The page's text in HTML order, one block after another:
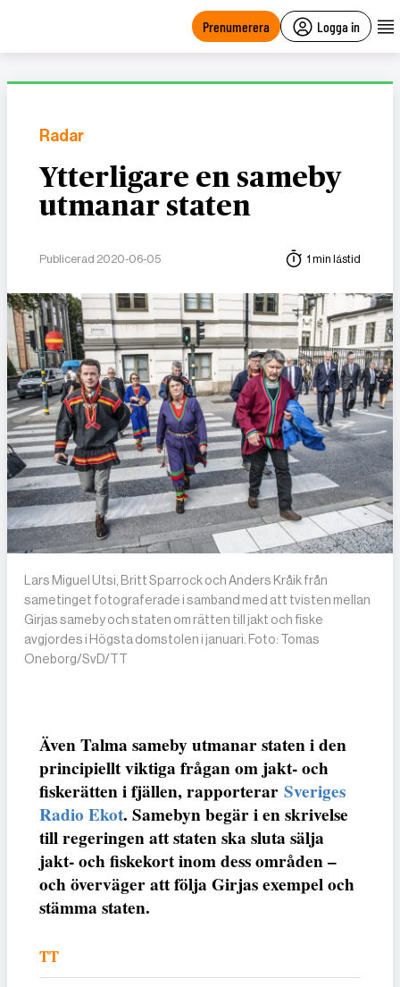
Prenumerera Logga in
Radar
Ytterligare en sameby
utmanar staten
Publicerad 2020-06-05 1 min lästid
Lars Miguel Utsi, Britt Sparrock och Anders Kråik från
sametinget fotograferade i samband med att tvisten mellan
Girjas sameby och staten om rätten till jakt och fiske
avgjordes i Högsta domstolen i januari. Foto: Tomas
Oneborg/SvD/TT
Även Talma sameby utmanar staten i den
principiellt viktiga frågan om jakt- och
fiskerätten i fjällen, rapporterar Sveriges
Radio Ekot. Samebyn begär i en skrivelse
till regeringen att staten ska sluta sälja
jakt- och fiskekort inom dess områden –
och överväger att följa Girjas exempel och
stämma staten.
TT